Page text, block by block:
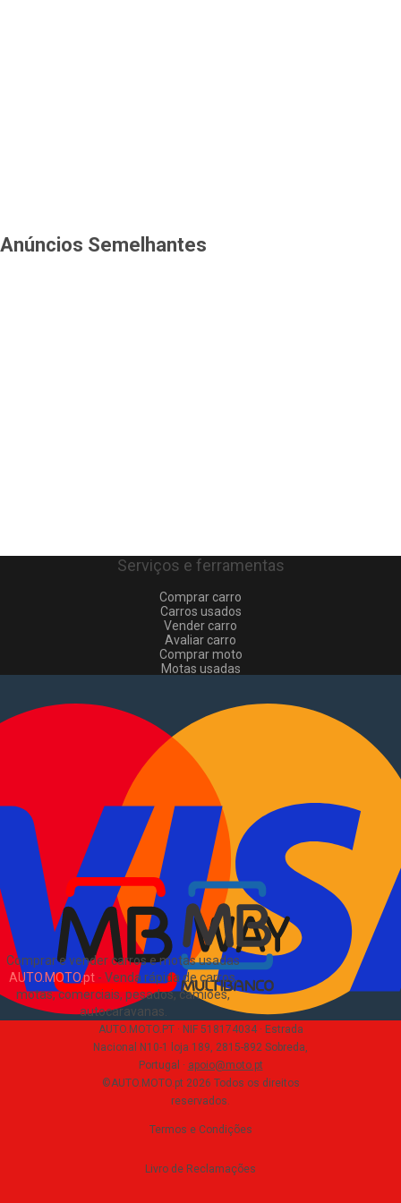
Anúncios Semelhantes
Comprar e vender carros e motas usadas
AUTO.MOTO.pt- Venda rápida de carros,
motas, comerciais, pesados, camiões,
autocaravanas
Serviços e ferramentas
Comprar carro
Carros usados
Vender carro
Avaliar carro
Comprar moto
Motas usadas
Comerciais usados
Vender comerciais
Informações
Como comprar e vender
Pacotes de anúncios
Verificar VIN e matrícula
Sitemap
EN
Sobre Nós
AUTO.MOTO.PT · NIF 518174034 · Estrada
Nacional N10-1 loja 189, 2815-892 Sobreda,
Portugal · apoio@moto.pt
©AUTO.MOTO.pt 2026 Todos os direitos
reservados.
Termos e Condições
Livro de Reclamações